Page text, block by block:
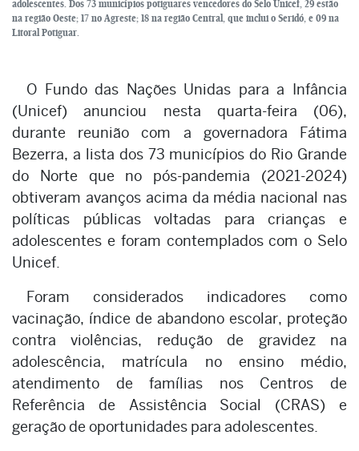
adolescentes. Dos 73 municípios potiguares vencedores do Selo Unicef, 29 estão
na região Oeste; 17 no Agreste; 18 na região Central, que inclui o Seridó, e 09 na
Litoral Potiguar.
O Fundo das Nações Unidas para a Infância
(Unicef) anunciou nesta quarta-feira (06),
durante reunião com a governadora Fátima
Bezerra, a lista dos 73 municípios do Rio Grande
do Norte que no pós-pandemia (2021-2024)
obtiveram avanços acima da média nacional nas
políticas públicas voltadas para crianças e
adolescentes e foram contemplados com o Selo
Unicef.
Foram considerados indicadores como
vacinação, índice de abandono escolar, proteção
contra violências, redução de gravidez na
adolescência, matrícula no ensino médio,
atendimento de famílias nos Centros de
Referência de Assistência Social (CRAS) e
geração de oportunidades para adolescentes.